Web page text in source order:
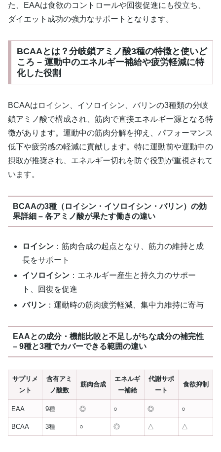
た、EAAは食欲のコントロールや回復促進にも役立ち、
ダイエット成功の強力なサポートとなります。
BCAAとは？分岐鎖アミノ酸3種の特徴と使いど
ころ – 運動中のエネルギー補給や疲労軽減に特
化した役割
BCAAはロイシン、イソロイシン、バリンの3種類の分岐
鎖アミノ酸で構成され、筋肉で直接エネルギー源となる特
徴があります。運動中の筋肉分解を抑え、パフォーマンス
低下や疲労感の軽減に貢献します。特に運動前や運動中の
摂取が推奨され、エネルギー切れを防ぐ役割が重視されて
います。
BCAAの3種（ロイシン・イソロイシン・バリン）の効
果詳細 – 各アミノ酸が果たす働きの違い
ロイシン ：筋肉合成の起点となり、筋力の維持と成
長をサポート
イソロイシン ：エネルギー産生と持久力のサポー
ト、回復を促進
バリン ：運動時の筋肉疲労軽減、集中力維持に寄与
EAAとの成分・機能比較と不足しがちな成分の補完性
– 9種と3種でカバーできる範囲の違い
サプリメ
ント
含有アミ
ノ酸数
筋肉合成
エネルギ
ー補給
代謝サポ
ート
食欲抑制
EAA 9種 ◎ ○ ◎ ○
BCAA 3種 ○ ◎ △ △